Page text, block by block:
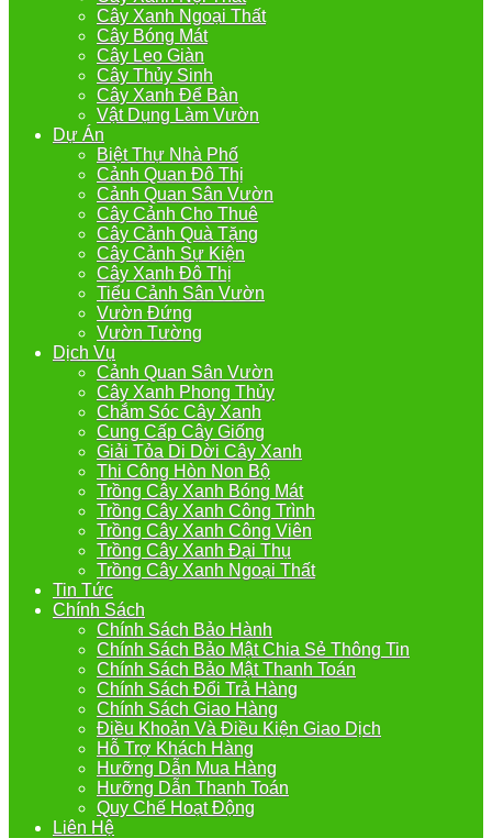
Cây Xanh Ngoại Thất
Cây Bóng Mát
Cây Leo Giàn
Cây Thủy Sinh
Cây Xanh Để Bàn
Vật Dụng Làm Vườn
Dự Án
Biệt Thự Nhà Phố
Cảnh Quan Đô Thị
Cảnh Quan Sân Vườn
Cây Cảnh Cho Thuê
Cây Cảnh Quà Tặng
Cây Cảnh Sự Kiện
Cây Xanh Đô Thị
Tiểu Cảnh Sân Vườn
Vườn Đứng
Vườn Tường
Dịch Vụ
Cảnh Quan Sân Vườn
Cây Xanh Phong Thủy
Chắm Sóc Cây Xanh
Cung Cấp Cây Giống
Giải Tỏa Di Dời Cây Xanh
Thi Công Hòn Non Bộ
Trồng Cây Xanh Bóng Mát
Trồng Cây Xanh Công Trình
Trồng Cây Xanh Công Viên
Trồng Cây Xanh Đại Thụ
Trồng Cây Xanh Ngoại Thất
Tin Tức
Chính Sách
Chính Sách Bảo Hành
Chính Sách Bảo Mật Chia Sẻ Thông Tin
Chính Sách Bảo Mật Thanh Toán
Chính Sách Đổi Trả Hàng
Chính Sách Giao Hàng
Điều Khoản Và Điều Kiện Giao Dịch
Hỗ Trợ Khách Hàng
Hưỡng Dẫn Mua Hàng
Hưỡng Dẫn Thanh Toán
Quy Chế Hoạt Động
Liên Hệ